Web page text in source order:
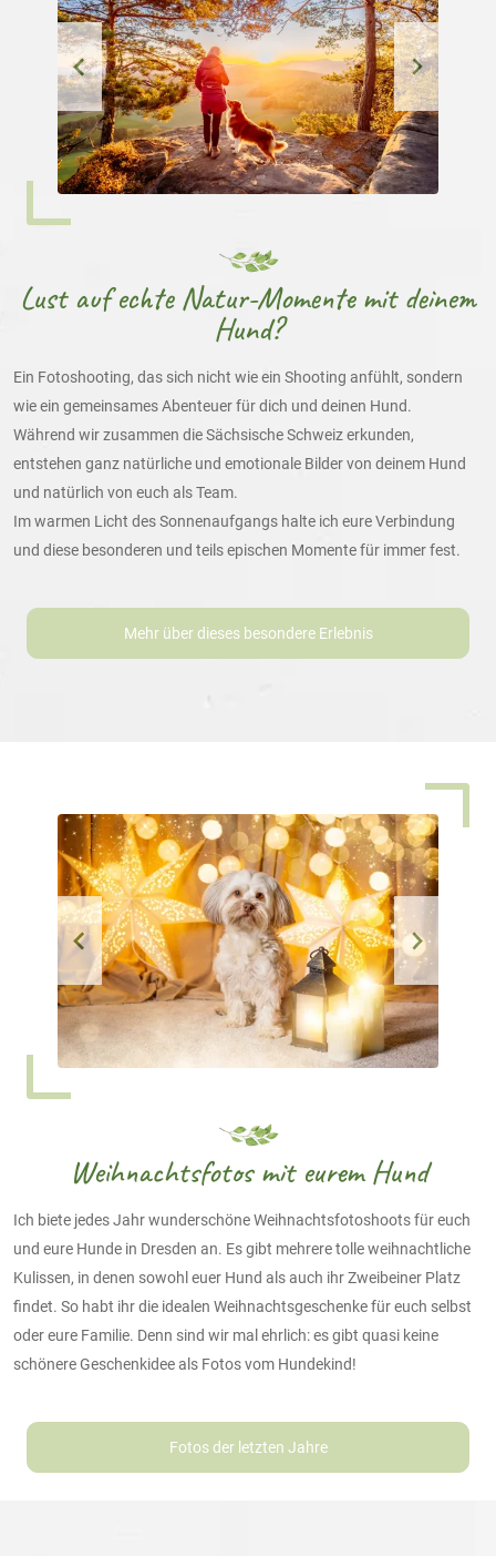
Lust auf echte Natur-Momente mit deinem
Hund?
Ein Fotoshooting, das sich nicht wie ein Shooting anfühlt, sondern
wie ein gemeinsames Abenteuer für dich und deinen Hund.
Während wir zusammen die Sächsische Schweiz erkunden,
entstehen ganz natürliche und emotionale Bilder von deinem Hund
und natürlich von euch als Team.
Im warmen Licht des Sonnenaufgangs halte ich eure Verbindung
und diese besonderen und teils epischen Momente für immer fest.
Mehr über dieses besondere Erlebnis
Weihnachtsfotos mit eurem Hund
Ich biete jedes Jahr wunderschöne Weihnachtsfotoshoots für euch
und eure Hunde in Dresden an. Es gibt mehrere tolle weihnachtliche
Kulissen, in denen sowohl euer Hund als auch ihr Zweibeiner Platz
findet. So habt ihr die idealen Weihnachtsgeschenke für euch selbst
oder eure Familie. Denn sind wir mal ehrlich: es gibt quasi keine
schönere Geschenkidee als Fotos vom Hundekind!
Fotos der letzten Jahre